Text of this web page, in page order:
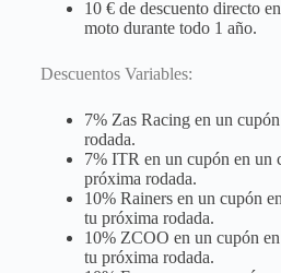
10 € de descuento directo
moto durante todo 1 año.
Descuentos Variables:
7% Zas Racing en un
rodada.
7% ITR en un cupón en un
próxima rodada.
10% Rainers en un cupón
tu próxima rodada.
10% ZCOO en un cupón
tu próxima rodada.